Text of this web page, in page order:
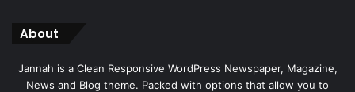
About
Jannah is a Clean Responsive WordPress Newspaper, Magazine,
News and Blog theme. Packed with options that allow you to